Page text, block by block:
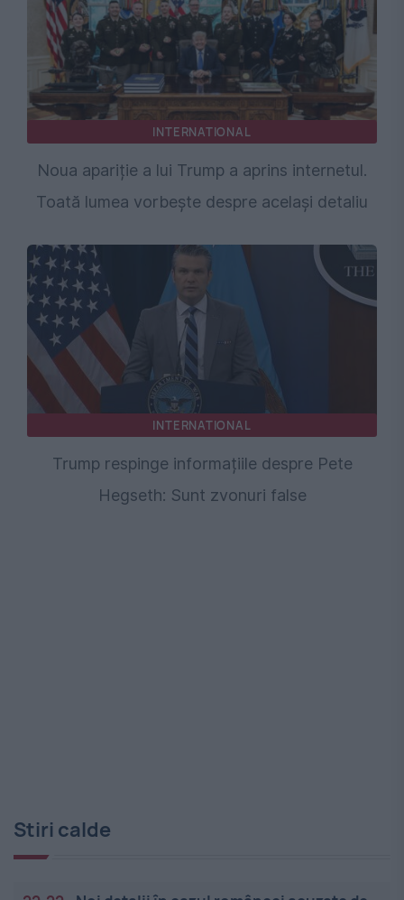
INTERNATIONAL
Noua apariție a lui Trump a aprins internetul.
Toată lumea vorbește despre același detaliu
INTERNATIONAL
Trump respinge informațiile despre Pete
Hegseth: Sunt zvonuri false
Stiri calde